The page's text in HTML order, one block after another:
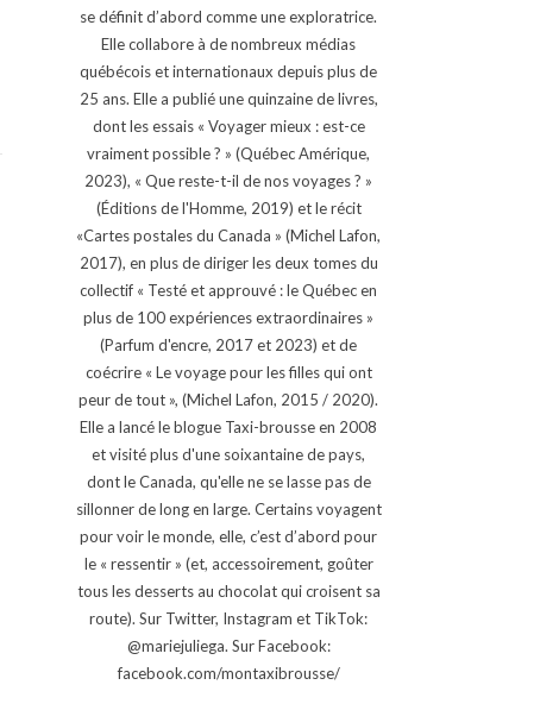
se définit d’abord comme une exploratrice.
Elle collabore à de nombreux médias
québécois et internationaux depuis plus de
25 ans. Elle a publié une quinzaine de livres,
dont les essais « Voyager mieux : est-ce
vraiment possible ? » (Québec Amérique,
2023), « Que reste-t-il de nos voyages ? »
(Éditions de l'Homme, 2019) et le récit
«Cartes postales du Canada » (Michel Lafon,
2017), en plus de diriger les deux tomes du
collectif « Testé et approuvé : le Québec en
plus de 100 expériences extraordinaires »
(Parfum d'encre, 2017 et 2023) et de
coécrire « Le voyage pour les filles qui ont
peur de tout », (Michel Lafon, 2015 / 2020).
Elle a lancé le blogue Taxi-brousse en 2008
et visité plus d'une soixantaine de pays,
dont le Canada, qu'elle ne se lasse pas de
sillonner de long en large. Certains voyagent
pour voir le monde, elle, c’est d’abord pour
le « ressentir » (et, accessoirement, goûter
tous les desserts au chocolat qui croisent sa
route). Sur Twitter, Instagram et TikTok:
@mariejuliega. Sur Facebook:
facebook.com/montaxibrousse/